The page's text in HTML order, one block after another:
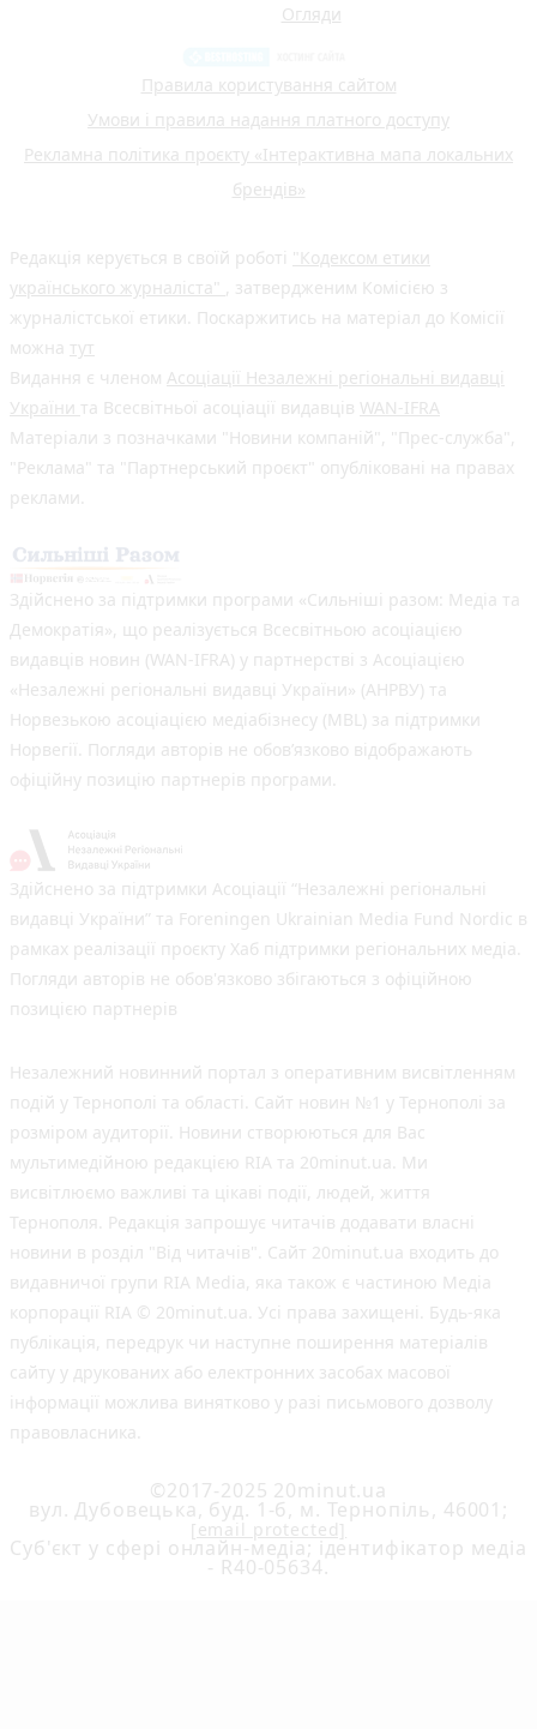
Огляди
Правила користування сайтом
Умови і правила надання платного доступу
Рекламна політика проєкту «Інтерактивна мапа локальних
брендів»
Редакція керується в своїй роботі "Кодексом етики
українського журналіста"
, затвердженим Комісією з
журналістської етики. Поскаржитись на матеріал до Комісії
можна тут
Видання є членом Асоціації Незалежні регіональні видавці
України та Всесвітньої асоціації видавців WAN-IFRA
Матеріали з позначками "Новини компаній", "Прес-служба",
"Реклама" та "Партнерський проєкт" опубліковані на правах
реклами.
Здійснено за підтримки програми «Сильніші разом: Медіа та
Демократія», що реалізується Всесвітньою асоціацією
видавців новин (WAN-IFRA) у партнерстві з Асоціацією
«Незалежні регіональні видавці України» (АНРВУ) та
Норвезькою асоціацією медіабізнесу (MBL) за підтримки
Норвегії. Погляди авторів не обов’язково відображають
офіційну позицію партнерів програми.
Здійснено за підтримки Асоціації “Незалежні регіональні
видавці України” та Foreningen Ukrainian Media Fund Nordic в
рамках реалізації проєкту Хаб підтримки регіональних медіа.
Погляди авторів не обов'язково збігаються з офіційною
позицією партнерів
Незалежний новинний портал з оперативним висвітленням
подій у Тернополі та області. Сайт новин №1 у Тернополі за
розміром аудиторії. Новини створюються для Вас
мультимедійною редакцією RIA та 20minut.ua. Ми
висвітлюємо важливі та цікаві події, людей, життя
Тернополя. Редакція запрошує читачів додавати власні
новини в розділ "Від читачів". Сайт 20minut.ua входить до
видавничої групи RIA Media, яка також є частиною Медіа
корпорації RIA © 20minut.ua. Усі права захищені. Будь-яка
публiкацiя, передрук чи наступне поширення матеріалів
сайту у друкованих або електронних засобах масової
інформації можлива винятково у разі письмового дозволу
правовласника.
©2017-2025 20minut.ua
вул. Дубовецька, буд. 1-б, м. Тернопіль, 46001;
[email protected]
Cуб'єкт у сфері онлайн-медіа; ідентифікатор медіа
- R40-05634.